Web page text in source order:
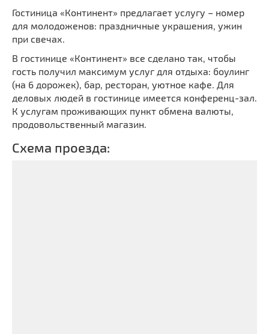
Гостиница «Континент» предлагает услугу – номер
для молодоженов: праздничные украшения, ужин
при свечах.
В гостинице «Континент» все сделано так, чтобы
гость получил максимум услуг для отдыха: боулинг
(на 6 дорожек), бар, ресторан, уютное кафе. Для
деловых людей в гостинице имеется конференц-зал.
К услугам проживающих пункт обмена валюты,
продовольственный магазин.
Схема проезда: